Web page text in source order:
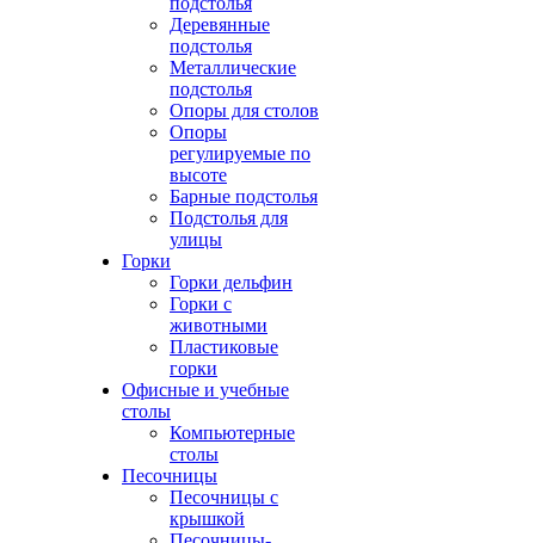
Деревянные
подстолья
Металлические
подстолья
Опоры для столов
Опоры
регулируемые по
высоте
Барные подстолья
Подстолья для
улицы
Горки
Горки дельфин
Горки с
животными
Пластиковые
горки
Офисные и учебные
столы
Компьютерные
столы
Песочницы
Песочницы с
крышкой